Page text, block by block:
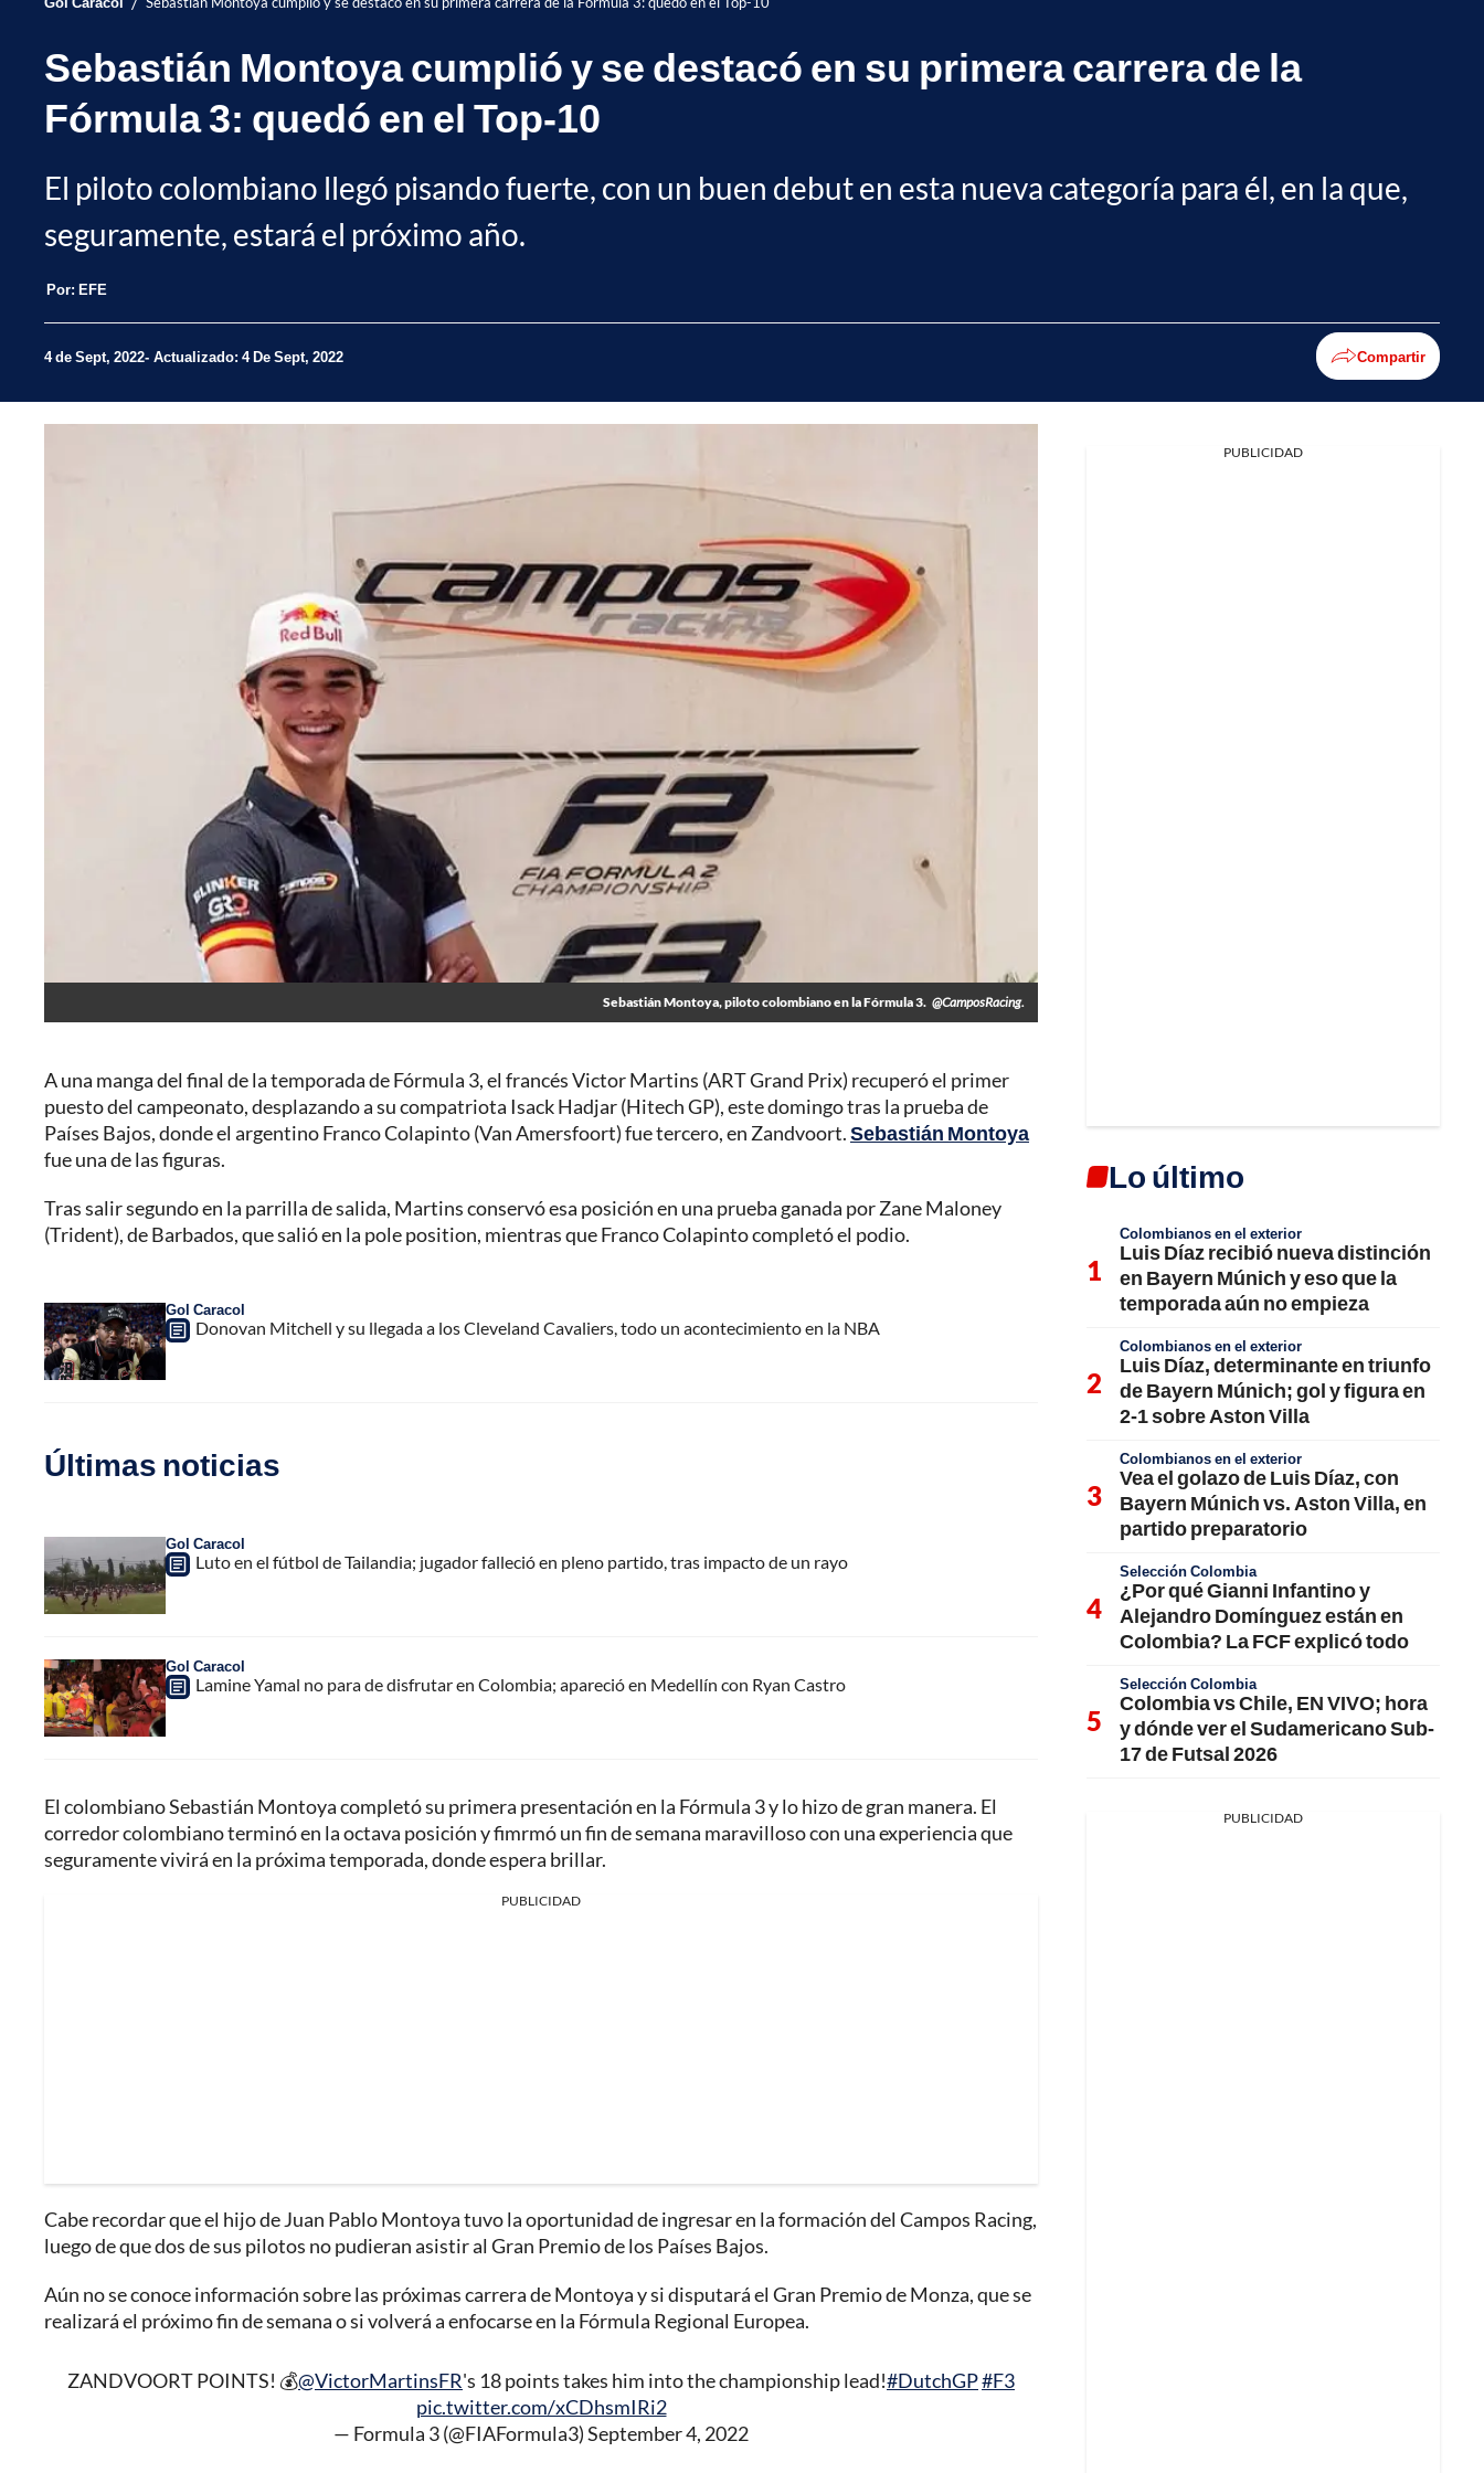
Sebastián Montoya cumplió y se destacó en su primera carrera de la
Fórmula 3: quedó en el Top-10
El piloto colombiano llegó pisando fuerte, con un buen debut en esta nueva categoría para él, en la que,
seguramente, estará el próximo año.
Por: EFE
4 de Sept, 2022 Actualizado: 4 De Sept, 2022 Compartir
Sebastián Montoya, piloto colombiano en la Fórmula 3. @CamposRacing.
A una manga del final de la temporada de Fórmula 3, el francés Victor Martins (ART Grand Prix) recuperó el primer
puesto del campeonato, desplazando a su compatriota Isack Hadjar (Hitech GP), este domingo tras la prueba de
Países Bajos, donde el argentino Franco Colapinto (Van Amersfoort) fue tercero, en Zandvoort.Sebastián Montoya
fue una de las figuras.
Tras salir segundo en la parrilla de salida, Martins conservó esa posición en una prueba ganada por Zane Maloney
(Trident), de Barbados, que salió en la pole position, mientras que Franco Colapinto completó el podio.
Gol Caracol
Donovan Mitchell y su llegada a los Cleveland Cavaliers, todo un acontecimiento en la NBA
Últimas noticias
Gol Caracol
Luto en el fútbol de Tailandia; jugador falleció en pleno partido, tras impacto de un rayo
Gol Caracol
Lamine Yamal no para de disfrutar en Colombia; apareció en Medellín con Ryan Castro
El colombiano Sebastián Montoya completó su primera presentación en la Fórmula 3 y lo hizo de gran manera. El
corredor colombiano terminó en la octava posición y fimrmó un fin de semana maravilloso con una experiencia que
seguramente vivirá en la próxima temporada, donde espera brillar.
PUBLICIDAD
Cabe recordar que el hijo de Juan Pablo Montoya tuvo la oportunidad de ingresar en la formación del Campos Racing,
luego de que dos de sus pilotos no pudieran asistir al Gran Premio de los Países Bajos.
Aún no se conoce información sobre las próximas carrera de Montoya y si disputará el Gran Premio de Monza, que se
realizará el próximo fin de semana o si volverá a enfocarse en la Fórmula Regional Europea.
ZANDVOORT POINTS! 💰@VictorMartinsFR's 18 points takes him into the championship lead!#DutchGP#F3
pic.twitter.com/xCDhsmIRi2
— Formula 3 (@FIAFormula3)September 4, 2022
PUBLICIDAD
Lo último
Colombianos en el exterior
Luis Díaz recibió nueva distinción
en Bayern Múnich y eso que la
temporada aún no empieza
Colombianos en el exterior
Luis Díaz, determinante en triunfo
de Bayern Múnich; gol y figura en
2-1 sobre Aston Villa
Colombianos en el exterior
Vea el golazo de Luis Díaz, con
Bayern Múnich vs. Aston Villa, en
partido preparatorio
Selección Colombia
¿Por qué Gianni Infantino y
Alejandro Domínguez están en
Colombia? La FCF explicó todo
Selección Colombia
Colombia vs Chile, EN VIVO; hora
y dónde ver el Sudamericano Sub-
17 de Futsal 2026
PUBLICIDAD